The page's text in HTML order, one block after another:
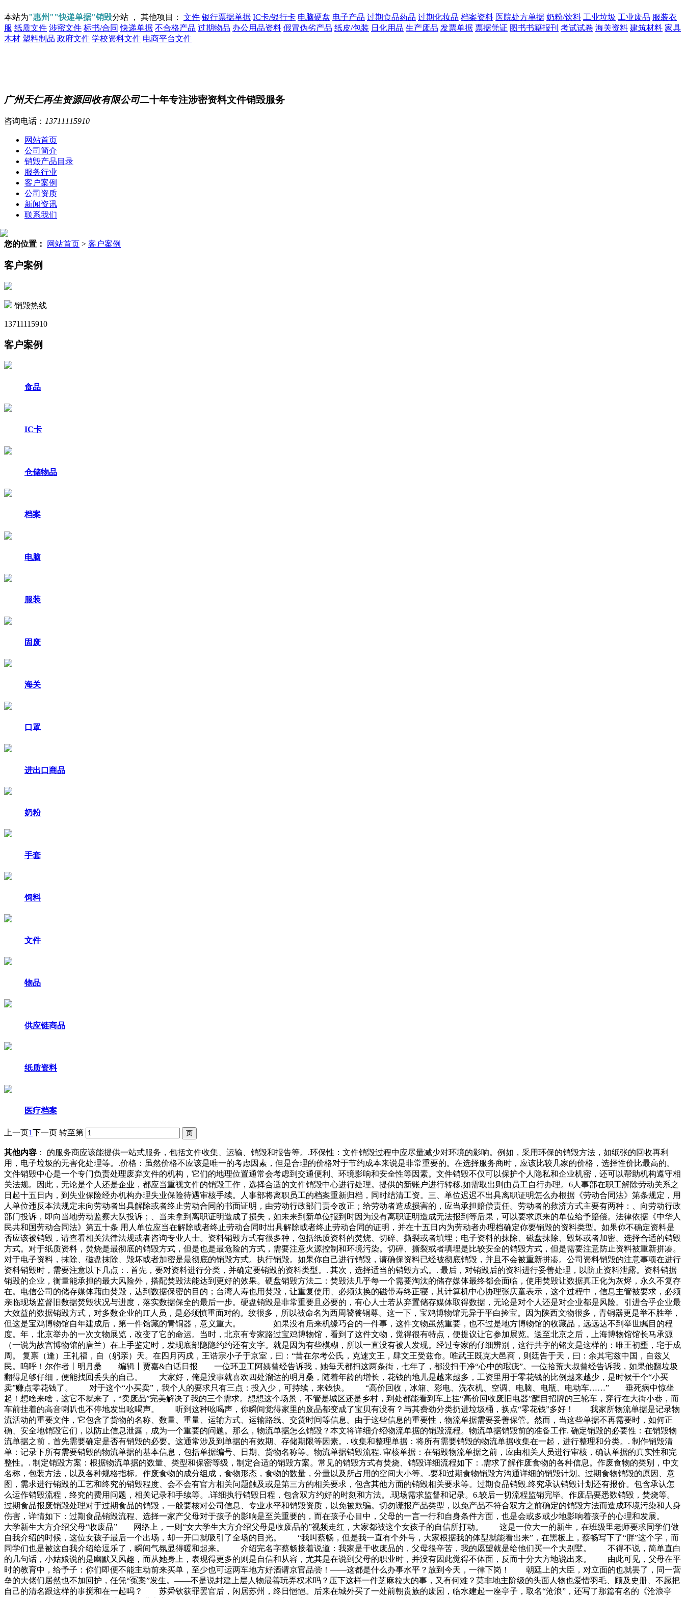
本站为"惠州""快递单据"销毁分站 ， 其他项目： 文件 银行票据单据 IC卡/银行卡 电脑硬盘 电子产品 过期食品药品 过期化妆品 档案资料 医院处方单据 奶粉/饮料 工业垃圾 工业废品 服装衣
服 纸质文件 涉密文件 标书/合同 快递单据 不合格产品 过期物品 办公用品资料 假冒伪劣产品 纸皮/包装 日化用品 生产废品 发票单据 票据凭证 图书书籍报刊 考试试卷 海关资料 建筑材料 家具
木材 塑料制品 政府文件 学校资料文件 电商平台文件
广州天仁再生资源回收有限公司二十年专注涉密资料文件销毁服务
咨询电话： 13711115910
网站首页
公司简介
销毁产品目录
服务行业
客户案例
公司资质
新闻资讯
联系我们
您的位置： 网站首页 > 客户案例
客户案例
销毁热线
13711115910
客户案例
食品
IC卡
仓储物品
档案
电脑
服装
固废
海关
口罩
进出口商品
奶粉
手套
饲料
文件
物品
供应链商品
纸质资料
医疗档案
上一页1下一页 转至第
其他内容 ： 的服务商应该能提供一站式服务，包括文件收集、运输、销毁和报告等。.环保性：文件销毁过程中应尽量减少对环境的影响。例如，采用环保的销毁方法，如纸张的回收再利
用，电子垃圾的无害化处理等。.价格：虽然价格不应该是唯一的考虑因素，但是合理的价格对于节约成本来说是非常重要的。在选择服务商时，应该比较几家的价格，选择性价比最高的。
文件销毁中心是一个专门负责处理废弃文件的机构，它们的地理位置通常会考虑到交通便利、环境影响和安全性等因素。文件销毁不仅可以保护个人隐私和企业机密，还可以帮助机构遵守相
关法规。因此，无论是个人还是企业，都应当重视文件的销毁工作，选择合适的文件销毁中心进行处理。提供的新账户进行转移,如需取出则由员工自行办理。6人事部在职工解除劳动关系之
日起十五日内，到失业保险经办机构办理失业保险待遇审核手续。人事部将离职员工的档案重新归档，同时结清工资。三、单位迟迟不出具离职证明怎么办根据《劳动合同法》第条规定，用
人单位违反本法规定未向劳动者出具解除或者终止劳动合同的书面证明，由劳动行政部门责令改正；给劳动者造成损害的，应当承担赔偿责任。劳动者的救济方式主要有两种：、向劳动行政
部门投诉，即向当地劳动监察大队投诉；、当未拿到离职证明造成了损失，如未来到新单位报到时因为没有离职证明造成无法报到等后果，可以要求原来的单位给予赔偿。法律依据《中华人
民共和国劳动合同法》第五十条 用人单位应当在解除或者终止劳动合同时出具解除或者终止劳动合同的证明，并在十五日内为劳动者办理档确定你要销毁的资料类型。如果你不确定资料是
否应该被销毁，请查看相关法律法规或者咨询专业人士。资料销毁方式有很多种，包括纸质资料的焚烧、切碎、撕裂或者填埋；电子资料的抹除、磁盘抹除、毁坏或者加密。选择合适的销毁
方式。对于纸质资料，焚烧是最彻底的销毁方式，但是也是最危险的方式，需要注意火源控制和环境污染。切碎、撕裂或者填埋是比较安全的销毁方式，但是需要注意防止资料被重新拼凑。
对于电子资料，抹除、磁盘抹除、毁坏或者加密是最彻底的销毁方式。执行销毁。如果你自己进行销毁，请确保资料已经被彻底销毁，并且不会被重新拼凑。公司资料销毁的注意事项在进行
资料销毁时，需要注意以下几点：. 首先，要对资料进行分类，并确定要销毁的资料类型。. 其次，选择适当的销毁方式。. 最后，对销毁后的资料进行妥善处理，以防止资料泄露。资料销据
销毁的企业，衡量能承担的最大风险外，搭配焚毁法能达到更好的效果。硬盘销毁方法二：焚毁法几乎每一个需要淘汰的储存媒体最终都会面临，使用焚毁让数据真正化为灰烬，永久不复存
在。电信公司的储存媒体藉由焚毁，达到数据保密的目的；台湾人寿也用焚毁，让重复使用、必须汰换的磁带寿终正寝，其计算机中心协理张庆童表示，这个过程中，信息主管被要求，必须
亲临现场监督旧数据焚毁状况与进度，落实数据保全的最后一步。硬盘销毁是非常重要且必要的，有心人士若从弃置储存媒体取得数据，无论是对个人还是对企业都是风险。引进合乎企业最
大效益的数据销毁方式，对多数企业的IT人员，是必须慎重面对的。纹很多，所以被命名为西周饕餮铜尊。这一下，宝鸡博物馆无异于平白捡宝。因为陕西文物很多，青铜器更是举不胜举，
但这是宝鸡博物馆自年建成后，第一件馆藏的青铜器，意义重大。 如果没有后来机缘巧合的一件事，这件文物虽然重要，也不过是地方博物馆的收藏品，远远达不到举世瞩目的程
度。年，北京举办的一次文物展览，改变了它的命运。当时，北京有专家路过宝鸡博物馆，看到了这件文物，觉得很有特点，便提议让它参加展览。送至北京之后，上海博物馆馆长马承源
（一说为故宫博物馆的唐兰）在上手鉴定时，发现底部隐隐约约还有文字。就是因为有些模糊，所以一直没有被人发现。经过专家的仔细辨别，这行共字的铭文是这样的：唯王初壅，宅于成
周。 复禀（逢）王礼福，自（躬亲）天。在四月丙戌，王诰宗小子于京室，曰：“昔在尔考公氏，克逨文王，肆文王受兹命。唯武王既克大邑商，则廷告于天，曰：余其宅兹中国，自兹乂
民。呜呼！尔作者丨明月桑 编辑丨贾嘉&白话日报 一位环卫工阿姨曾经告诉我，她每天都扫这两条街，七年了，都没扫干净“心中的瑕疵”。一位拾荒大叔曾经告诉我，如果他翻垃圾
翻得足够仔细，便能找回丢失的自己。 大家好，俺是没事就喜欢四处溜达的明月桑，随着年龄的增长，花钱的地儿是越来越多，工资里用于零花钱的比例越来越少，是时候干个“小买
卖”赚点零花钱了。 对于这个“小买卖”，我个人的要求只有三点：投入少，可持续，来钱快。 “高价回收，冰箱、彩电、洗衣机、空调、电脑、电瓶、电动车……” 垂死病中惊坐
起！想啥来啥，这它不就来了，“卖废品”完美解决了我的三个需求。想想这个场景，不管是城区还是乡村，到处都能看到车上挂“高价回收废旧电器”醒目招牌的三轮车，穿行在大街小巷，而
车前挂着的高音喇叭也不停地发出吆喝声。 听到这种吆喝声，你瞬间觉得家里的废品都变成了宝贝有没有？与其费劲分类扔进垃圾桶，换点“零花钱”多好！ 我家所物流单据是记录物
流活动的重要文件，它包含了货物的名称、数量、重量、运输方式、运输路线、交货时间等信息。由于这些信息的重要性，物流单据需要妥善保管。然而，当这些单据不再需要时，如何正
确、安全地销毁它们，以防止信息泄露，成为一个重要的问题。那么，物流单据怎么销毁？本文将详细介绍物流单据的销毁流程。物流单据销毁前的准备工作. 确定销毁的必要性：在销毁物
流单据之前，首先需要确定是否有销毁的必要。这通常涉及到单据的有效期、存储期限等因素。. 收集和整理单据：将所有需要销毁的物流单据收集在一起，进行整理和分类。. 制作销毁清
单：记录下所有需要销毁的物流单据的基本信息，包括单据编号、日期、货物名称等。物流单据销毁流程. 审核单据：在销毁物流单据之前，应由相关人员进行审核，确认单据的真实性和完
整性。. 制定销毁方案：根据物流单据的数量、类型和保密等级，制定合适的销毁方案。常见的销毁方式有焚烧、销毁详细流程如下：.需求了解作废食物的各种信息。作废食物的类别，中文
名称，包装方法，以及各种规格指标。作废食物的成分组成，食物形态，食物的数量，分量以及所占用的空间大小等。.要和过期食物销毁方沟通详细的销毁计划。过期食物销毁的原因、意
图，需求进行销毁的工艺和终究的销毁程度、会不会有官方相关问题触及或是第三方的相关要求，包含其他方面的销毁相关要求等。过期食品销毁.终究承认销毁计划还有报价。包含承认怎
么运作销毁流程，终究的费用问题，相关记录和手续等。.详细执行销毁日程，包含双方约好的时刻和方法。.现场需求监督和记录。6.较后一切流程监销完毕。作废品要悉数销毁，焚烧等。
过期食品报废销毁处理对于过期食品的销毁，一般要核对公司信息、专业水平和销毁资质，以免被欺骗。切勿谎报产品类型，以免产品不符合双方之前确定的销毁方法而造成环境污染和人身
伤害，详情如下：过期食品销毁流程、选择一家产父母对于孩子的影响是至关重要的，而在孩子心目中，父母的一言一行和自身条件方面，也是会或多或少地影响着孩子的心理和发展。
大学新生大方介绍父母“收废品” 网络上，一则“女大学生大方介绍父母是收废品的”视频走红，大家都被这个女孩子的自信所打动。 这是一位大一的新生，在班级里老师要求同学们做
自我介绍的时候，这位女孩子最后一个出场，却一开口就吸引了全场的目光。 “我叫蔡畅，但是我一直有个外号，大家根据我的体型就能看出来”，在黑板上，蔡畅写下了“胖”这个字，而
同学们也是被这自我介绍给逗乐了，瞬间气氛显得暖和起来。 介绍完名字蔡畅接着说道：我家是干收废品的，父母很辛苦，我的愿望就是给他们买一个大别墅。 不得不说，简单直白
的几句话，小姑娘说的是幽默又风趣，而从她身上，表现得更多的则是自信和从容，尤其是在说到父母的职业时，并没有因此觉得不体面，反而十分大方地说出来。 由此可见，父母在平
时的教育中，给予子：你们即便不能主动前来买单，至少也可运两车地方好酒请京官品尝！——这都是什么办事水平？放到今天，一律下岗！ 朝廷上的大臣，对立面的也就罢了，同一营
垒的大佬们居然也不加回护，任凭“冤案”发生。——不是说封建上层人物最善玩弄权术吗？压下这样一件芝麻粒大的事，又有何难？莫非地主阶级的头面人物也爱惜羽毛、顾及史册、不愿把
自己的清名跟这样的事搅和在一起吗？ 苏舜钦获罪罢官后，闲居苏州，终日悒悒。后来在城外买了一处前朝贵族的废园，临水建起一座亭子，取名“沧浪”，还写了那篇有名的《沧浪亭